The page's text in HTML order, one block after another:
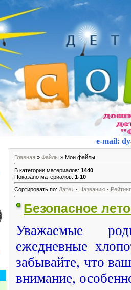
e-mail:
Главная » Файлы » Мои файлы
В категории материалов: 1440
Показано материалов: 1-10
Сортировать по: Дате · Названию ·
Безопасное
Уважаемые
ежедневные
забывайте, что
внимание,